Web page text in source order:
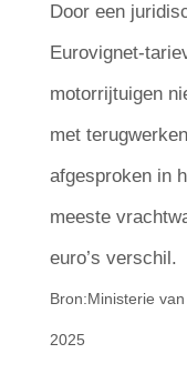
Door een
Eurovignet-
motorrijtuigen
met
afgesproken in
meeste
euro’s verschil.
Bron:Ministerie
2025